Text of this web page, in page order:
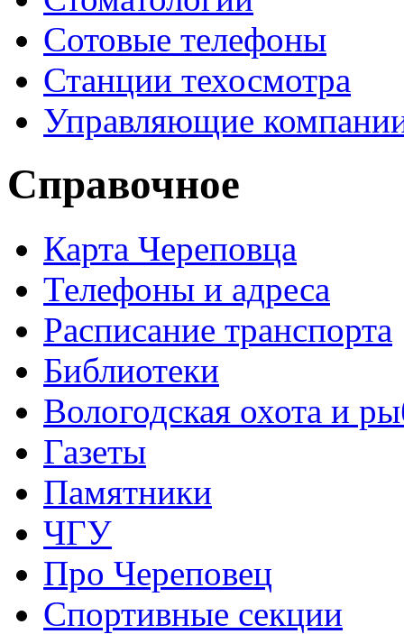
Сотовые телефоны
Станции техосмотра
Управляющие
Справочное
Карта Череповца
Телефоны и адреса
Расписание транспорта
Библиотеки
Вологодская охота и
Газеты
Памятники
ЧГУ
Про Череповец
Спортивные секции